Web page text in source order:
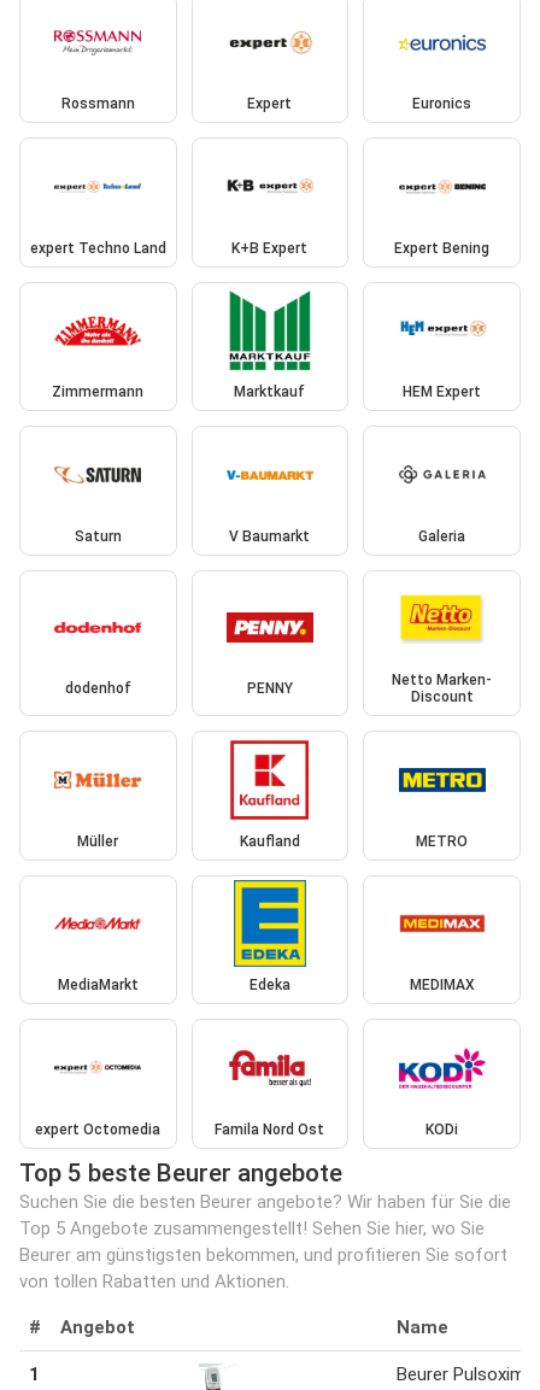
Rossmann Expert Euronics
expert Techno Land K+B Expert Expert Bening
Zimmermann Marktkauf HEM Expert
Saturn V Baumarkt Galeria
dodenhof PENNY
Netto Marken-
Discount
Müller Kaufland METRO
MediaMarkt Edeka MEDIMAX
expert Octomedia Famila Nord Ost KODi
Top 5 beste Beurer angebote
Suchen Sie die besten Beurer angebote? Wir haben für Sie die
Top 5 Angebote zusammengestellt! Sehen Sie hier, wo Sie
Beurer am günstigsten bekommen, und profitieren Sie sofort
von tollen Rabatten und Aktionen.
# Angebot Name
1
Beurer